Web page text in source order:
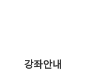
강좌안내